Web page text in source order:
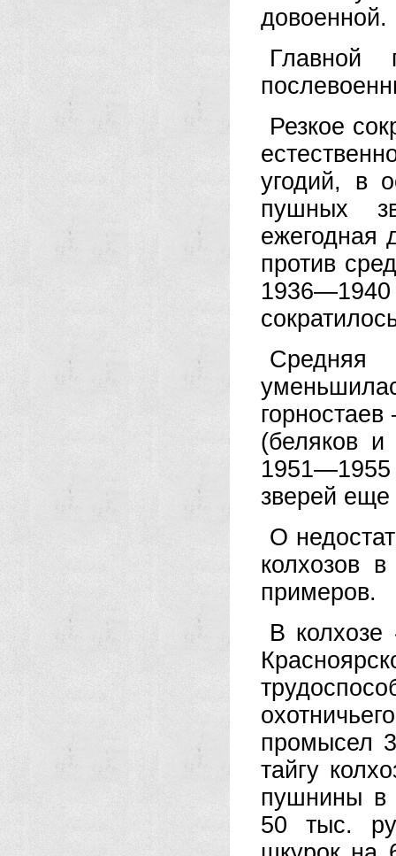
довоенной.
Главной
Резкое
угодий, в
пушных
ежегодная
против
1936—1940
(беляков
зверей еще
О
колхозов
примеров.
В колхозе
промысел
тайгу
пушнины в
50 тыс.